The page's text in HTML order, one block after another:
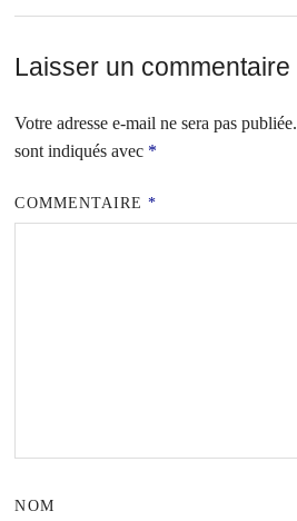
Laisser un commentaire
Votre adresse e-mail ne sera pas publiée.
sont indiqués avec *
COMMENTAIRE*
NOM